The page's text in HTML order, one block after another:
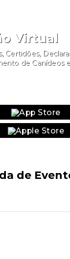
Virtual
Certidões,
de Canídeos
de